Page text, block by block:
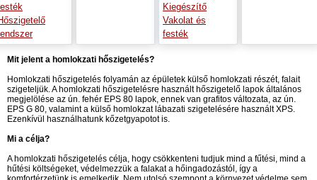
Kiegészítő
Vakolat és
festék
Mit jelent a homlokzati hőszigetelés?
Homlokzati hőszigetelés folyamán az épületek külső homlokzati részét, falait
szigeteljük. A homlokzati hőszigetelésre használt hőszigetelő lapok általános
megjelölése az ún. fehér EPS 80 lapok, ennek van grafitos változata, az ún.
EPS G 80, valamint a külső homlokzat lábazati szigetelésére használt XPS.
Ezenkívül használhatunk kőzetgyapotot is.
Mi a célja?
A homlokzati hőszigetelés célja, hogy csökkenteni tudjuk mind a fűtési, mind a
hűtési költségeket, védelmezzük a falakat a hőingadozástól, így a